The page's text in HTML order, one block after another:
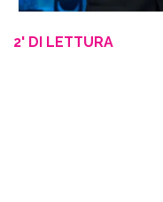
2' DI LETTURA